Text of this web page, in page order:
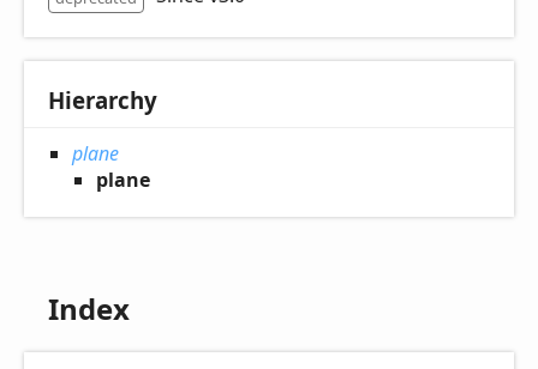
Hierarchy
plane
plane
Index